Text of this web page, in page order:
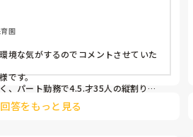
いう悪循環に陥ってしまっていま
法はないかなと悩み、ここで相談さ
園
境な気がするのでコメントさせていた
です。
、パート勤務で4.5.才35人の縦割りで
回答をもっと見る